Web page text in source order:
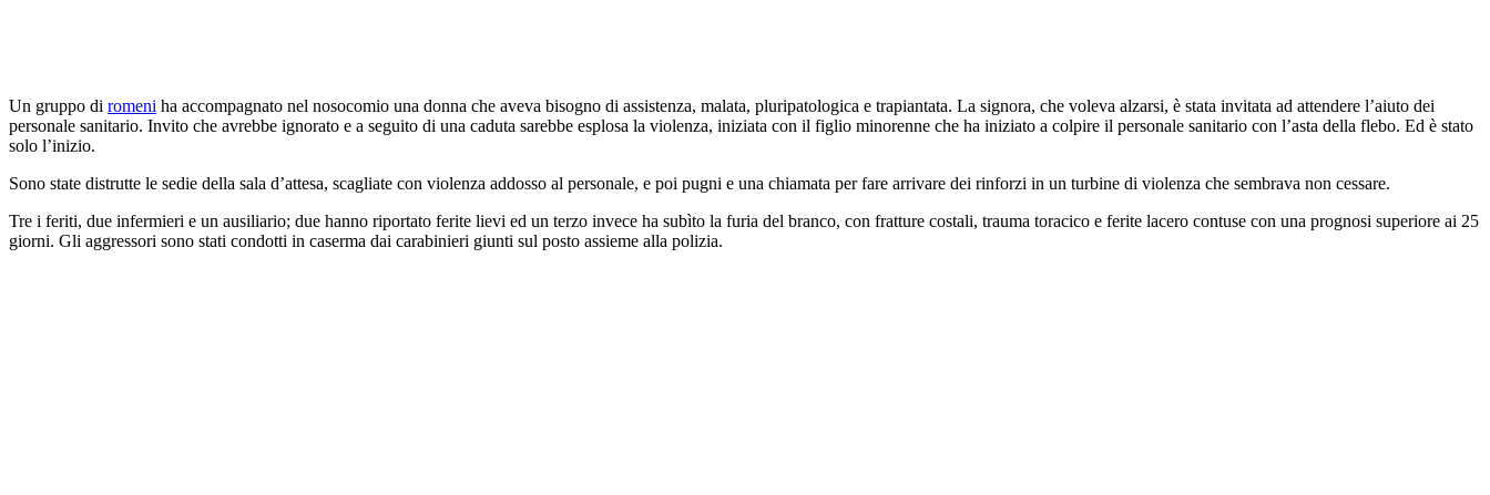
Un gruppo di romeni ha accompagnato nel nosocomio una donna che aveva bisogno di assistenza, malata, pluripatologica e trapiantata. La signora, che voleva alzarsi, è stata invitata ad attendere l’aiuto dei
personale sanitario. Invito che avrebbe ignorato e a seguito di una caduta sarebbe esplosa la violenza, iniziata con il figlio minorenne che ha iniziato a colpire il personale sanitario con l’asta della flebo. Ed è stato
solo l’inizio.
Sono state distrutte le sedie della sala d’attesa, scagliate con violenza addosso al personale, e poi pugni e una chiamata per fare arrivare dei rinforzi in un turbine di violenza che sembrava non cessare.
Tre i feriti, due infermieri e un ausiliario; due hanno riportato ferite lievi ed un terzo invece ha subìto la furia del branco, con fratture costali, trauma toracico e ferite lacero contuse con una prognosi superiore ai 25
giorni. Gli aggressori sono stati condotti in caserma dai carabinieri giunti sul posto assieme alla polizia.